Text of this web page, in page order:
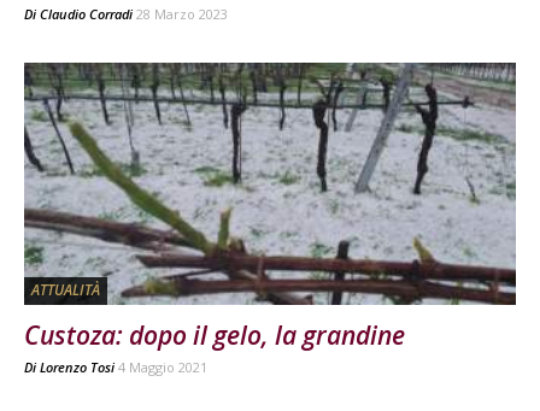
Di Claudio Corradi 28 Marzo 2023
ATTUALITÀ
Custoza: dopo il gelo, la grandine
Di Lorenzo Tosi 4 Maggio 2021